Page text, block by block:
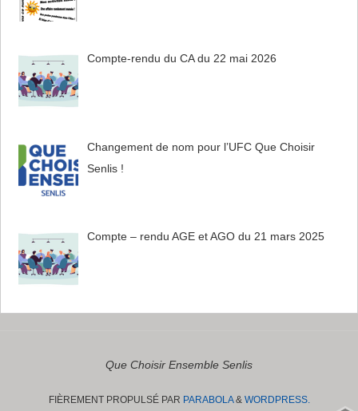
Compte-rendu du CA du 22 mai 2026
Changement de nom pour l’UFC Que Choisir
Senlis !
Compte – rendu AGE et AGO du 21 mars 2025
Que Choisir Ensemble Senlis
FIÈREMENT PROPULSÉ PAR PARABOLA& WORDPRESS.